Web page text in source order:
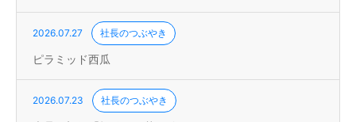
2026.07.27 社長のつぶやき
ピラミッド西瓜
2026.07.23 社長のつぶやき